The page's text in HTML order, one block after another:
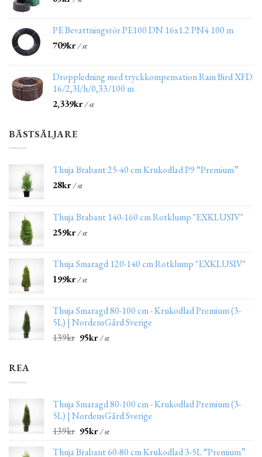
PE Bevattningsrör PE100 DN 16x1.2 PN4 100 m
709kr/ st
Droppledning med tryckkompensation Rain Bird XFD
16/2,3l/h/0,33/100 m
2,339kr/ st
BÄSTSÄLJARE
Thuja Brabant 25-40 cm Krukodlad P9 “Premium”
28kr/ st
Thuja Brabant 140-160 cm Rotklump "EXKLUSIV"
259kr/ st
Thuja Smaragd 120-140 cm Rotklump "EXKLUSIV"
199kr/ st
Thuja Smaragd 80-100 cm - Krukodlad Premium (3-
5L) | NordensGård Sverige
139kr 95kr/ st
REA
Thuja Smaragd 80-100 cm - Krukodlad Premium (3-
5L) | NordensGård Sverige
139kr 95kr/ st
Thuja Brabant 60-80 cm Krukodlad 3-5L “Premium”